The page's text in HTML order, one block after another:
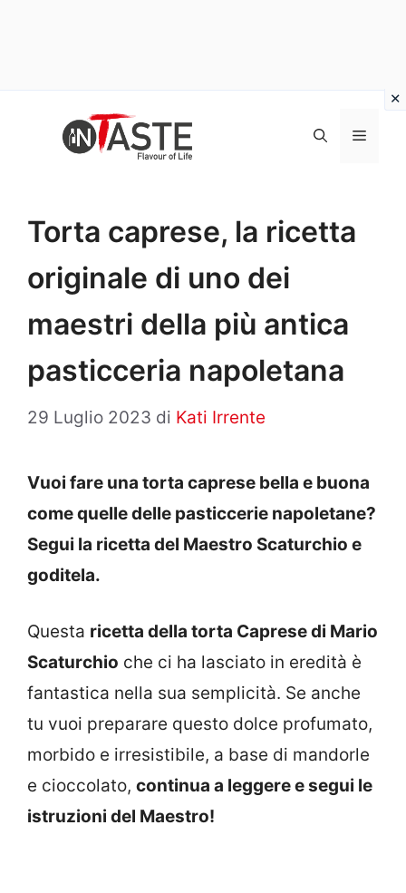
Menu
Torta caprese, la ricetta
originale di uno dei
maestri della più antica
pasticceria napoletana
29 Luglio 2023 di Kati Irrente
Vuoi fare una torta caprese bella e buona
come quelle delle pasticcerie napoletane?
Segui la ricetta del Maestro Scaturchio e
goditela.
Questa ricetta della torta Caprese di Mario
Scaturchio che ci ha lasciato in eredità è
fantastica nella sua semplicità. Se anche
tu vuoi preparare questo dolce profumato,
morbido e irresistibile, a base di mandorle
e cioccolato, continua a leggere e segui le
istruzioni del Maestro!